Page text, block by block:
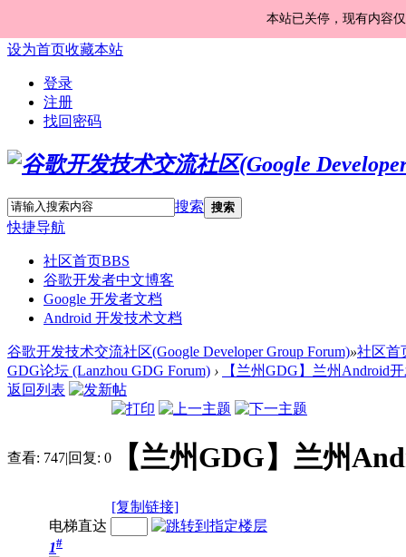
本站已关停，现有内容
设为首页收藏本站
登录
注册
找回密码
搜索 搜索
快捷导航
社区首页BBS
谷歌开发者中文博客
Google 开发者文档
Android 开发技术文档
谷歌开发技术交流社区(Google Developer Group Forum)»社区首
GDG论坛 (Lanzhou GDG Forum) ›
【兰州GDG】兰州Android
返回列表
查看: 747|回复: 0 【兰州GDG】兰州
[复制链接]
电梯直达
1#